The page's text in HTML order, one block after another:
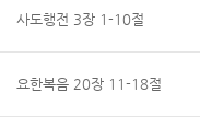
사도행전 3장 1-10절
요한복음 20장 11-18절